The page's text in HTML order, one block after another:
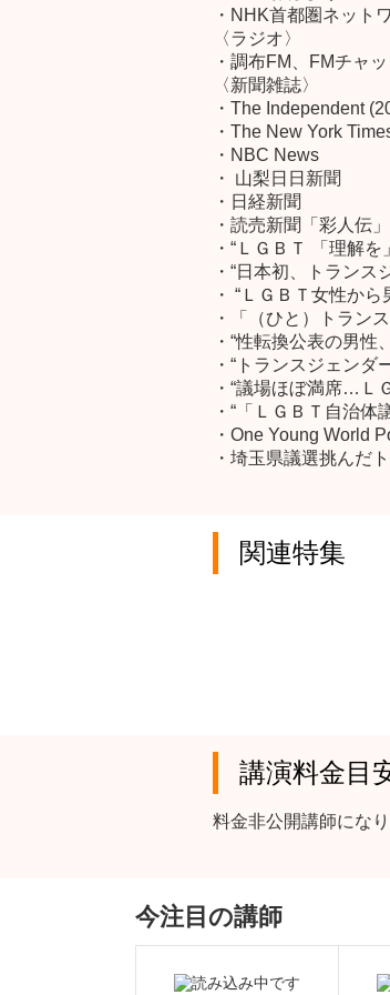
・NHK首都圏ネット
〈ラジオ〉
・調布FM、FMチャ
〈新聞雑誌〉
・The Independent
・The New York
・NBC News
・ 山梨日日新聞
・日経新聞
・読売新聞「彩人伝」
・“ＬＧＢＴ 「理
・“日本初、トラン
・ “ＬＧＢＴ女性か
・「（ひと）トラン
・“性転換公表の男
・“トランスジェン
・“議場ほぼ満席…Ｌ
・“「ＬＧＢＴ自治
・One Young World
・埼玉県議選挑んだ
関連特集
講演料金目
料金非公開講師にな
今注目の講師